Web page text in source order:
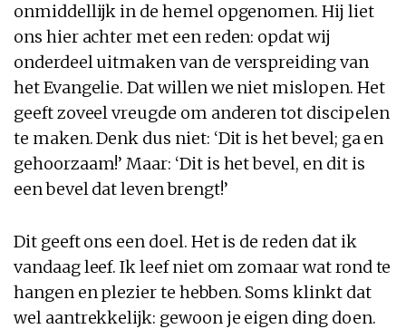
onmiddellijk in de hemel opgenomen. Hij liet
ons hier achter met een reden: opdat wij
onderdeel uitmaken van de verspreiding van
het Evangelie. Dat willen we niet mislopen. Het
geeft zoveel vreugde om anderen tot discipelen
te maken. Denk dus niet: ‘Dit is het bevel; ga en
gehoorzaam!’ Maar: ‘Dit is het bevel, en dit is
een bevel dat leven brengt!’
Dit geeft ons een doel. Het is de reden dat ik
vandaag leef. Ik leef niet om zomaar wat rond te
hangen en plezier te hebben. Soms klinkt dat
wel aantrekkelijk: gewoon je eigen ding doen.